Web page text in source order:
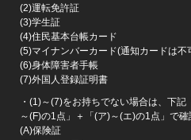
(2)運転免許証
(3)学生証
(4)住民基本台帳カード
(5)マイナンバーカード(通知カードは不
(6)身体障害者手帳
(7)外国人登録証明書
・(1)～(7)をお持ちでない場合は、下
～(F)の1点」＋「(ア)～(エ)の1点」で確
(A)保険証